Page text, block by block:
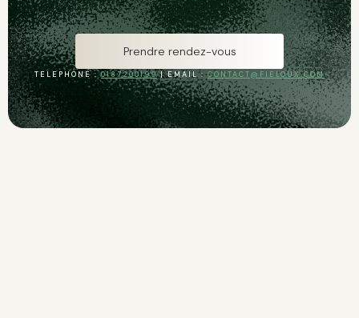
Prendre rendez-vous
TELEPHONE :0187200199| EMAIL :CONTACT@FIELOUX.COM